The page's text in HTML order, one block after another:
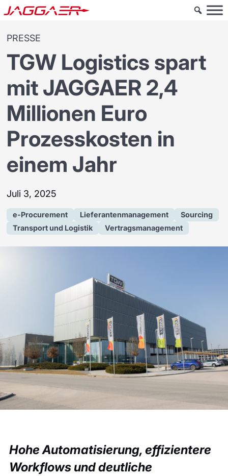
PRESSE
TGW Logistics spart
mit JAGGAER 2,4
Millionen Euro
Prozesskosten in
einem Jahr
Juli 3, 2025
e-Procurement Lieferantenmanagement
Sourcing
Transport und Logistik
Vertragsmanagement
Hohe Automatisierung, effizientere
Workflows und deutliche